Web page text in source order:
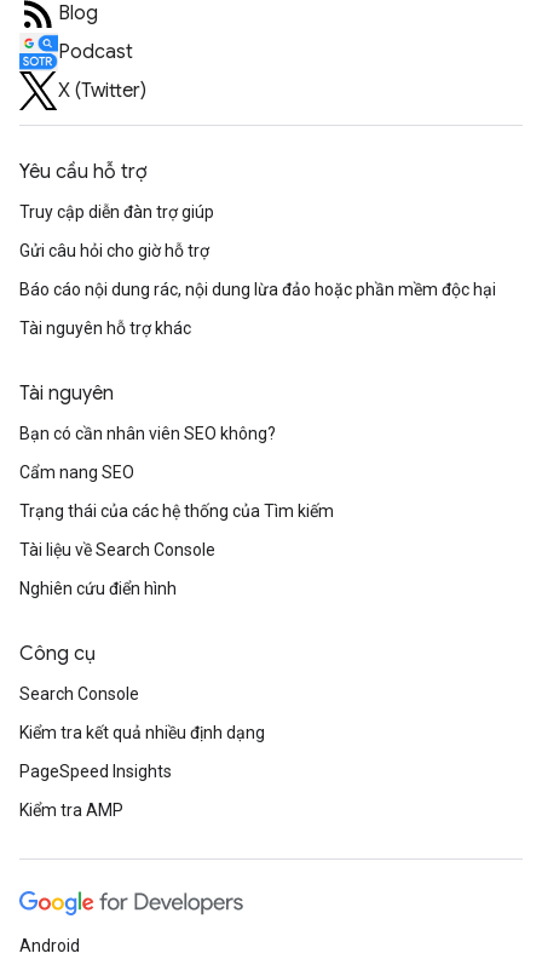
Blog
Podcast
X (Twitter)
Yêu cầu hỗ trợ
Truy cập diễn đàn trợ giúp
Gửi câu hỏi cho giờ hỗ trợ
Báo cáo nội dung rác, nội dung lừa đảo hoặc phần mềm độc hại
Tài nguyên hỗ trợ khác
Tài nguyên
Bạn có cần nhân viên SEO không?
Cẩm nang SEO
Trạng thái của các hệ thống của Tìm kiếm
Tài liệu về Search Console
Nghiên cứu điển hình
Công cụ
Search Console
Kiểm tra kết quả nhiều định dạng
PageSpeed Insights
Kiểm tra AMP
Android